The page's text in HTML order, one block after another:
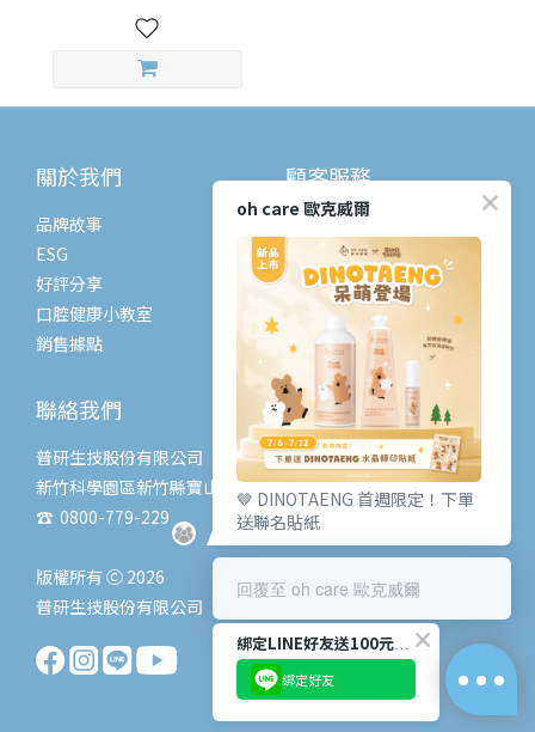
關於我們
品牌故事
ESG
好評分享
口腔健康小教室
銷售據點
顧客服務
常見問題
購物流程
退換貨政策
條款與細則
聯絡我們
普研生技股份有限公司
新竹科學園區新竹縣寶山鄉創新一路6號
☎ 0800-779-229
版權所有 Ⓒ 2026
普研生技股份有限公司
oh care 歐克威爾
🤎 DINOTAENG 首週限定！下單
送聯名貼紙
回覆至 oh care 歐克威爾
綁定LINE好友送100元購物金
綁定好友